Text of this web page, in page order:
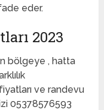
eder.
2023
bölgeye , hatta
ve randevu
05378576593